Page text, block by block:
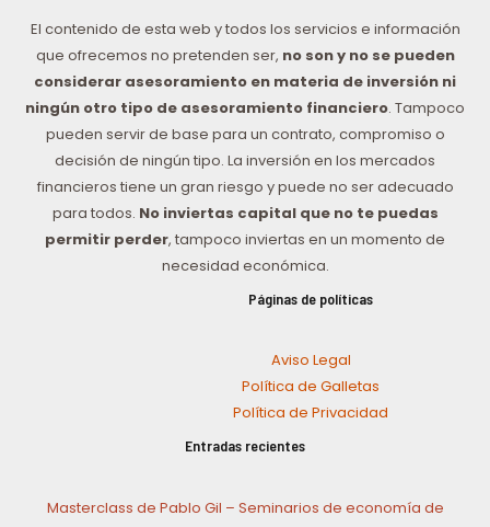
El contenido de esta web y todos los servicios e información
que ofrecemos no pretenden ser, no son y no se pueden
considerar asesoramiento en materia de inversión ni
ningún otro tipo de asesoramiento financiero. Tampoco
pueden servir de base para un contrato, compromiso o
decisión de ningún tipo. La inversión en los mercados
financieros tiene un gran riesgo y puede no ser adecuado
para todos. No inviertas capital que no te puedas
permitir perder, tampoco inviertas en un momento de
necesidad económica.
Páginas de políticas
Aviso Legal
Política de Galletas
Política de Privacidad
Entradas recientes
Masterclass de Pablo Gil – Seminarios de economía de